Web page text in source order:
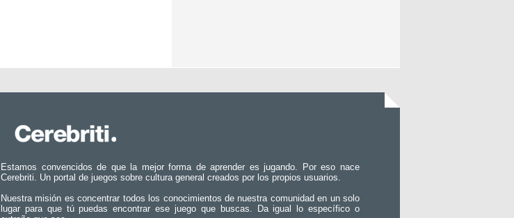
Estamos convencidos de que la mejor forma de aprender es jugando. Por eso nace
Cerebriti. Un portal de juegos sobre cultura general creados por los propios usuarios.
Nuestra misión es concentrar todos los conocimientos de nuestra comunidad en un solo
lugar para que tú puedas encontrar ese juego que buscas. Da igual lo específico o